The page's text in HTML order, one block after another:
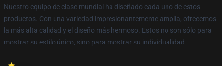
Nuestro equipo de clase mundial ha diseñado cada uno de estos
productos. Con una variedad impresionantemente amplia, ofrecemos
la más alta calidad y el diseño más hermoso. Estos no son sólo para
mostrar su estilo único, sino para mostrar su individualidad.